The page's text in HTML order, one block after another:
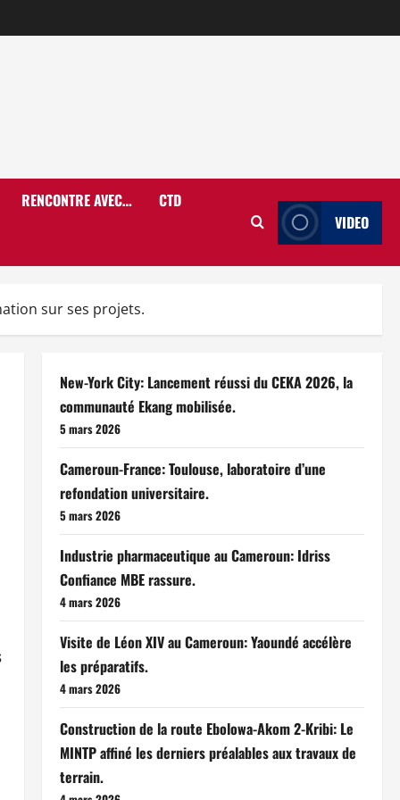
RENCONTRE AVEC…
CTD
VIDEO
sur ses projets.
New-York City: Lancement réussi du CEKA 2026, la
communauté Ekang mobilisée.
5 mars 2026
Cameroun-France: Toulouse, laboratoire d’une
refondation universitaire.
5 mars 2026
Industrie pharmaceutique au Cameroun: Idriss
Confiance MBE rassure.
4 mars 2026
Visite de Léon XIV au Cameroun: Yaoundé accélère
les préparatifs.
4 mars 2026
Construction de la route Ebolowa-Akom 2-Kribi: Le
MINTP affiné les derniers préalables aux travaux de
terrain.